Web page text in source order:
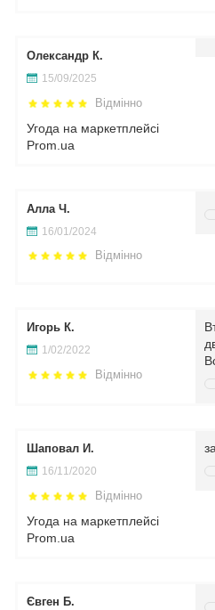
Олександр К.
15/09/2025
Відмінно
Угода на маркетплейсі
Prom.ua
Алла Ч.
16/01/2024
Відмінно
Игорь К.
1/02/2022
Відмінно
Шаповал И.
16/11/2020
Відмінно
Угода на маркетплейсі
Prom.ua
Євген Б.